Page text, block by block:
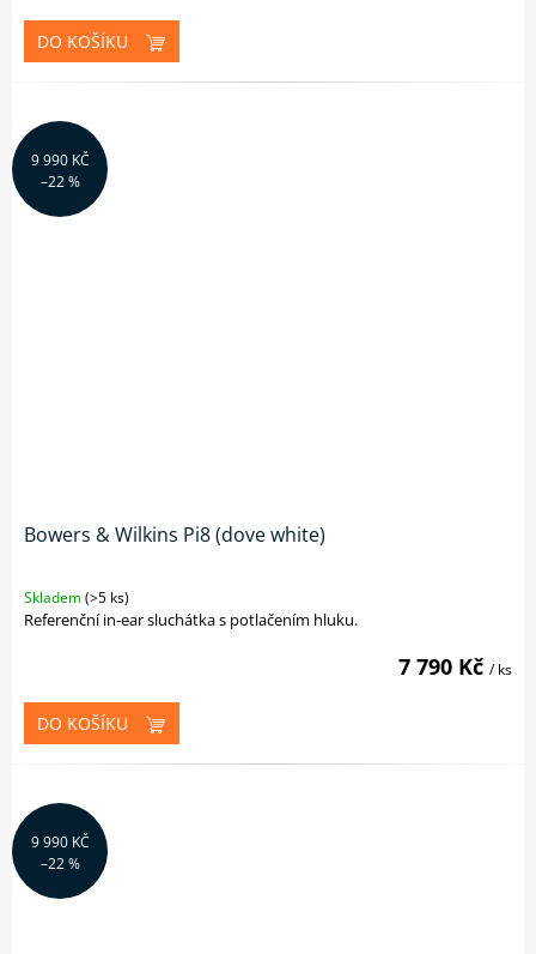
DO KOŠÍKU
9 990 KČ
–22 %
Bowers & Wilkins Pi8 (dove white)
Skladem(>5 ks)
7 790 Kč / ks
DO KOŠÍKU
Referenční in-ear sluchátka s potlačením hluku.
9 990 KČ
–22 %